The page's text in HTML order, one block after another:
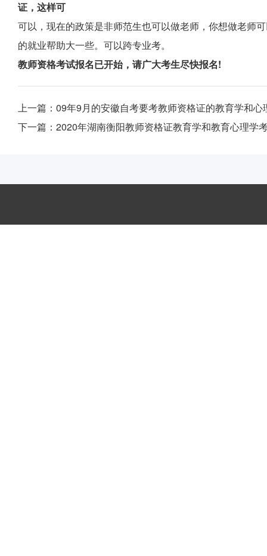
证，这样可
可以，现在的政策是非师范生也可以做老师，你想做老师
的就业帮助大一些。可以跨专业考。
教师资格考试报名已开始，请广大考生尽快报名!
上一篇： 09年9月的安徽自考要考教师资格证的教育学和
下一篇： 2020年湖南衡阳教师资格证教育学和教育心理学